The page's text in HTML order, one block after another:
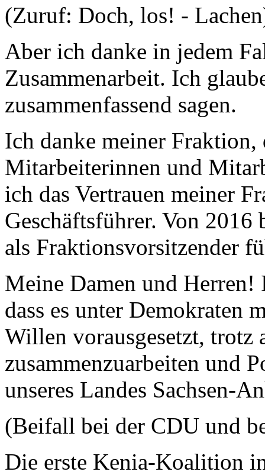
(Zuruf: Doch, los! -
Aber ich danke in jedem
Zusammenarbeit. Ich
zusammenfassend sagen.
Ich danke meiner
Mitarbeiterinnen und
ich das Vertrauen meiner
Geschäftsführer. Von
als Fraktionsvorsitzender
Meine Damen und Herren!
dass es unter Demokraten
Willen vorausgesetzt,
zusammenzuarbeiten und
unseres Landes Sachsen-
(Beifall bei der CDU und
Die erste Kenia-Koalition